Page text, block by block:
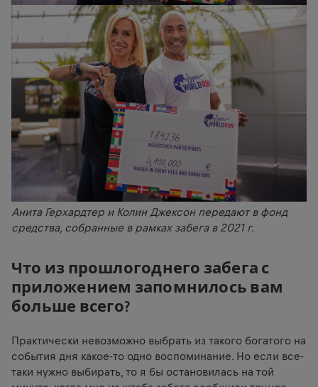
Анита Герхардтер и Колин Джексон передают в фонд
средства, собранные в рамках забега в 2021 г.
Что из прошлогоднего забега с
приложением запомнилось вам
больше всего?
Практически невозможно выбрать из такого богатого на
события дня какое-то одно воспоминание. Но если все-
таки нужно выбирать, то я бы остановилась на той